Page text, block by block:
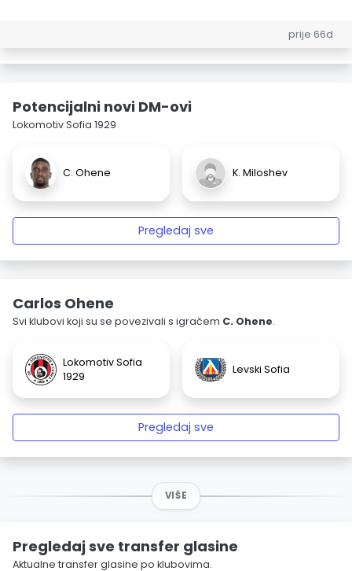
prije 66d
Potencijalni novi DM-ovi
Lokomotiv Sofia 1929
C. Ohene K. Miloshev
Pregledaj sve
Carlos Ohene
Svi klubovi koji su se povezivali s igračem C. Ohene.
Lokomotiv Sofia
1929
Levski Sofia
Pregledaj sve
VIŠE
Pregledaj sve transfer glasine
Aktualne transfer glasine po klubovima.